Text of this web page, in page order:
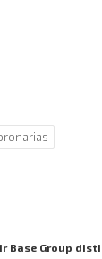
Base Group